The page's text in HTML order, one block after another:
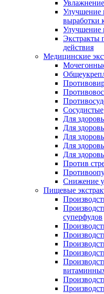
Улучшение
выработки
Улучшение
Экстракты
действия
Медицинские
Сосудистые
Для
Для
Для
Для
Для
Против
Снижение
Пищевые
суперфудов